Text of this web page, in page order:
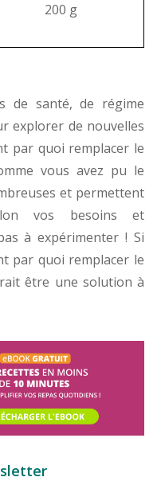
200 g
de santé, de régime
explorer de nouvelles
par quoi remplacer le
vous avez pu le
et permettent
vos besoins et
à expérimenter ! Si
par quoi remplacer le
être une solution à